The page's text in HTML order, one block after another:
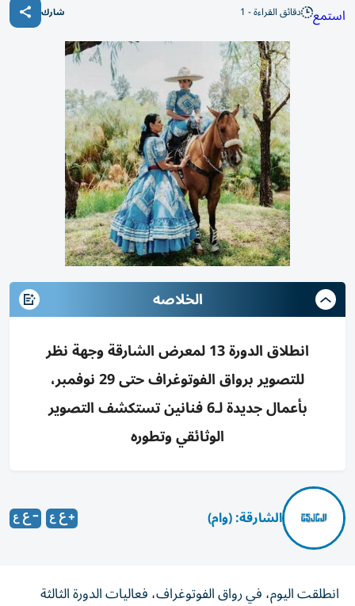
استمع دقائق القراءة - 1 شارك
الخلاصه
انطلاق الدورة 13 لمعرض الشارقة وجهة نظر
للتصوير برواق الفوتوغراف حتى 29 نوفمبر،
بأعمال جديدة لـ6 فنانين تستكشف التصوير
الوثائقي وتطوره
الشارقة: (وام)
انطلقت اليوم، في رواق الفوتوغراف، فعاليات الدورة الثالثة